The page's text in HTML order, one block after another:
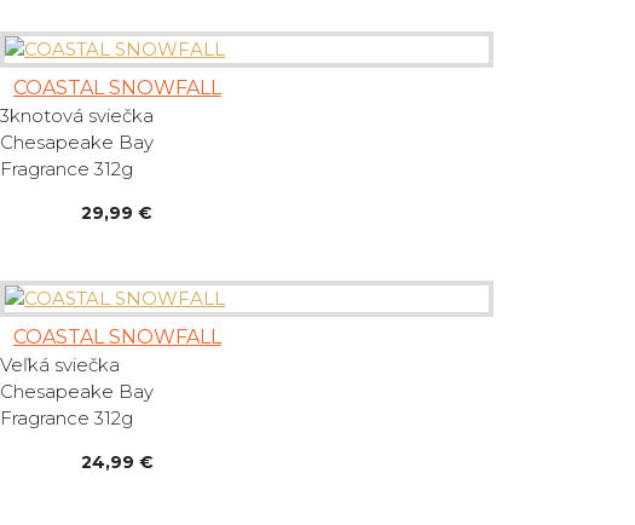
COASTAL SNOWFALL
3knotová sviečka
Chesapeake Bay
Fragrance 312g
29,99 €
COASTAL SNOWFALL
Veľká sviečka
Chesapeake Bay
Fragrance 312g
24,99 €